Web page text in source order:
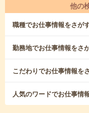
他の
職種でお仕事情報をさが
勤務地でお仕事情報をさ
こだわりでお仕事情報を
人気のワードでお仕事情